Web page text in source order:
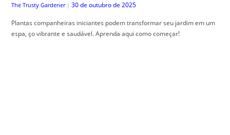
The Trusty Gardener | 30 de outubro de 2025
Plantas companheiras iniciantes podem transformar seu jardim em um
espa, ço vibrante e saudável. Aprenda aqui como começar!